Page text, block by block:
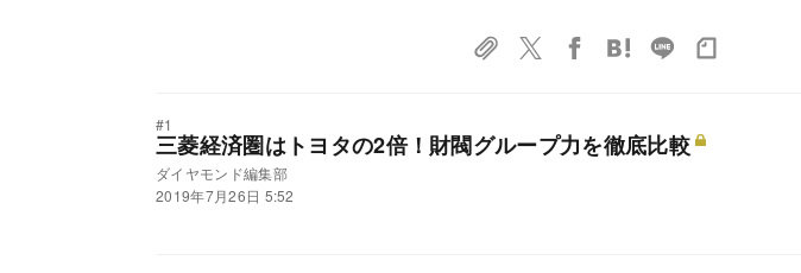
#1
三菱経済圏はトヨタの2倍！財閥グループ力を徹底比較
ダイヤモンド編集部
2019年7月26日 5:52